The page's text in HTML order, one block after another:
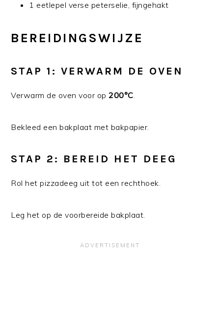
1 eetlepel verse peterselie, fijngehakt
BEREIDINGSWIJZE
STAP 1: VERWARM DE OVEN
Verwarm de oven voor op200°C
Bekleed een bakplaat met bakpapier.
STAP 2: BEREID HET DEEG
Rol het pizzadeeg uit tot een rechthoek.
Leg het op de voorbereide bakplaat.